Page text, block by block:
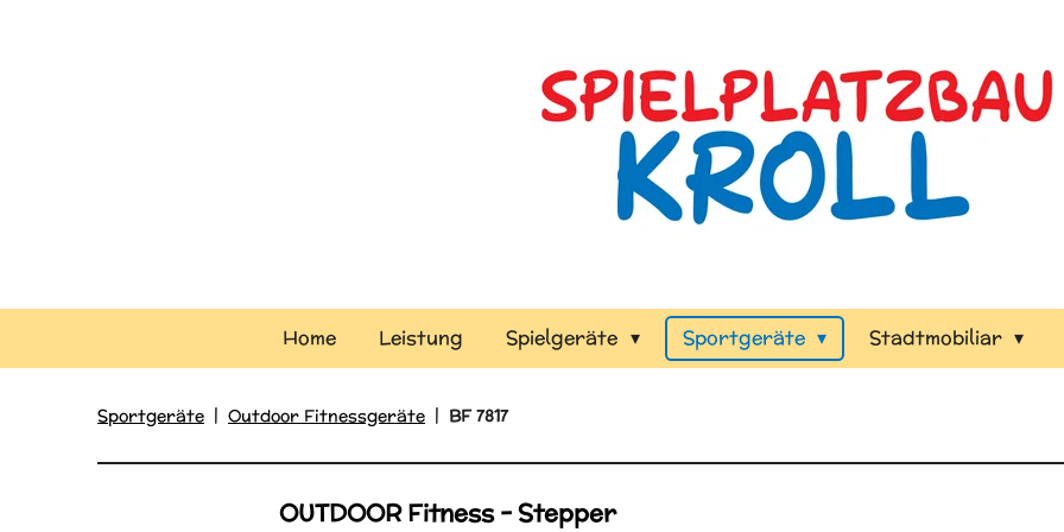
Home Leistung Spielgeräte Sportgeräte Stadtmobiliar
Sportgeräte | Outdoor Fitnessgeräte | BF 7817
OUTDOOR Fitness - Stepper